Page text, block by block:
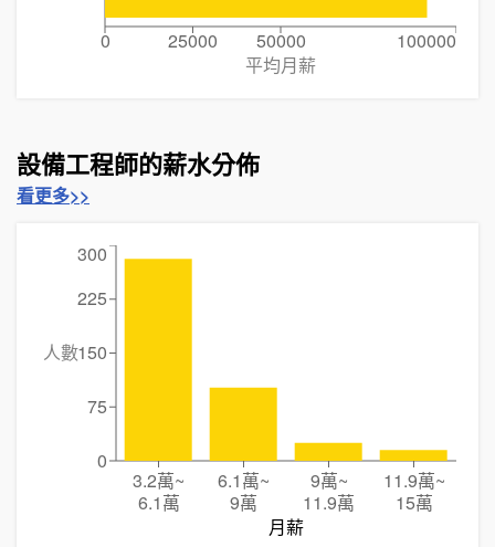
0 25000 50000
100000
平均月薪
設備工程師的薪水分佈
看更多>>
3.2萬~
6.1萬
6.1萬~
9萬
9萬~
11.9萬
11.9萬~
15萬
月薪
0
75
150
225
300
人數